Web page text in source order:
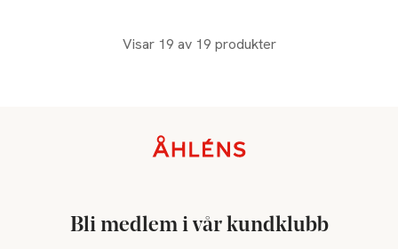
Visar 19 av 19 produkter
Bli medlem i vår kundklubb